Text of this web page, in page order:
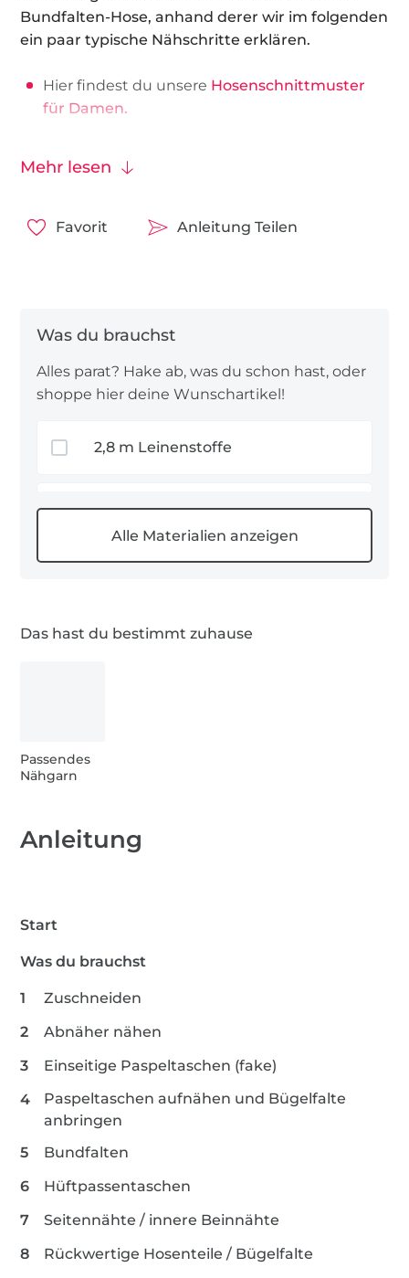
Bundfalten-Hose, anhand derer wir im folgenden
ein paar typische Nähschritte erklären.
Hier findest du unsere Hosenschnittmuster
für Damen.
Außerdem benötigst du
Die Sachen findest du notfalls auch hier unter
Näherfahrung wird also schon vorausgesetzt. Und
Mehr lesen
Favorit Anleitung Teilen
Alles parat? Hake ab, was du schon hast, oder
shoppe hier deine Wunschartikel!
2,8 m Leinenstoffe
0,25 m Vlieseline
1 x Kunststoff Spirale 4 mm (S40)
Das hast du bestimmt zuhause
Passendes
Nähgarn
Anleitung
Start
Was du brauchst
Zuschneiden
Abnäher nähen
Einseitige Paspeltaschen (fake)
Paspeltaschen aufnähen und Bügelfalte
anbringen
Bundfalten
Hüftpassentaschen
Seitennähte / innere Beinnähte
Rückwertige Hosenteile / Bügelfalte